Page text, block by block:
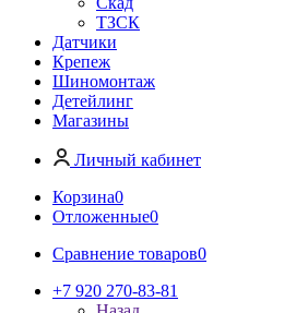
ТЗСК
Датчики
Крепеж
Шиномонтаж
Детейлинг
Магазины
Личный кабинет
Корзина0
Отложенные0
Сравнение товаров0
+7 920 270-83-81